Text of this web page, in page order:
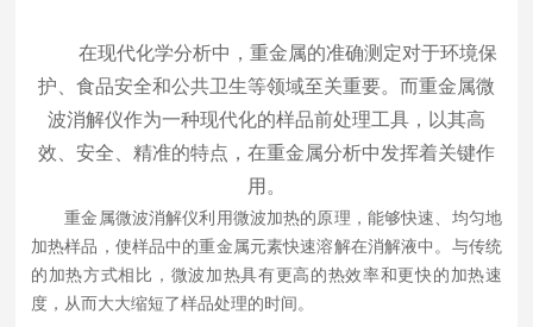
在现代化学分析中，重金属的准确测定对于环境保
护、食品安全和公共卫生等领域至关重要。而重金属微
波消解仪作为一种现代化的样品前处理工具，以其高
效、安全、精准的特点，在重金属分析中发挥着关键作
用。
重金属微波消解仪利用微波加热的原理，能够快速、均匀地
加热样品，使样品中的重金属元素快速溶解在消解液中。与传统
的加热方式相比，微波加热具有更高的热效率和更快的加热速
度，从而大大缩短了样品处理的时间。